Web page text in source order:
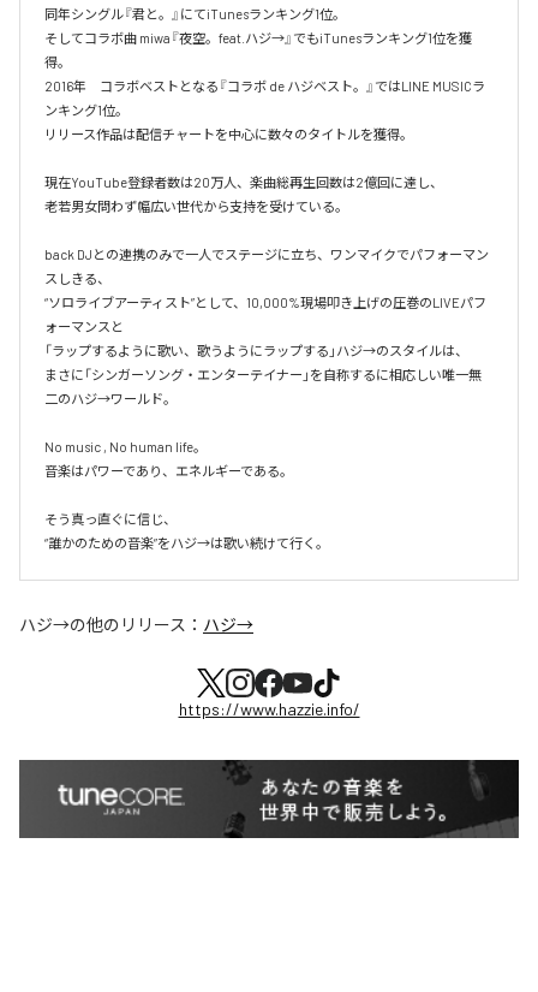
同年シングル『君と。』にてiTunesランキング1位。
そしてコラボ曲 miwa『夜空。feat.ハジ→』でもiTunesランキング1位を獲
得。
2016年　コラボベストとなる『コラボ de ハジベスト。』ではLINE MUSICラ
ンキング1位。
リリース作品は配信チャートを中心に数々のタイトルを獲得。
現在YouTube登録者数は20万人、楽曲総再生回数は2億回に達し、
老若男女問わず幅広い世代から支持を受けている。
back DJとの連携のみで一人でステージに立ち、ワンマイクでパフォーマン
スしきる、
“ソロライブアーティスト”として、10,000%現場叩き上げの圧巻のLIVEパフ
ォーマンスと
「ラップするように歌い、歌うようにラップする」ハジ→のスタイルは、
まさに「シンガーソング・エンターテイナー」を自称するに相応しい唯一無
二のハジ→ワールド。
No music , No human life。
音楽はパワーであり、エネルギーである。
そう真っ直ぐに信じ、
ハジ→の他のリリース： ハジ→
https://www.hazzie.info/